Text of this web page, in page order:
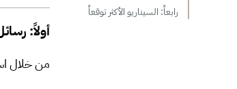
رابعاً: السيناريو الأكثر توقعاً
أولاً:
من خلال استعراض